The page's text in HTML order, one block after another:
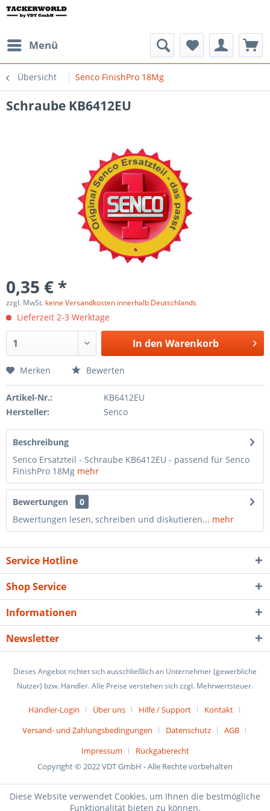
Menü
Übersicht Senco FinishPro 18Mg
Schraube KB6412EU
0,35 € *
zzgl. MwSt. keine Versandkosten innerhalb Deutschlands
Lieferzeit 2-3 Werktage
In den Warenkorb
Merken Bewerten
Artikel-Nr.:
KB6412EU
Hersteller:
Senco
Beschreibung
Senco Ersatzteil - Schraube KB6412EU - passend für Senco
FinishPro 18Mg mehr
Bewertungen
0
Bewertungen lesen, schreiben und diskutieren... mehr
Service Hotline
Shop Service
Informationen
Newsletter
Dieses Angebot richtet sich ausschließlich an Unternehmer (gewerbliche
Nutzer) bzw. Händler. Alle Preise verstehen sich zzgl. Mehrwertsteuer.
Händler-Login Über uns Hilfe / Support
Kontakt
Versand- und Zahlungsbedingungen
Datenschutz
AGB
Impressum
Rückgaberecht
Copyright © 2022 VDT GmbH - Alle Rechte vorbehalten
Diese Website verwendet Cookies, um Ihnen die bestmögliche
Funktionalität bieten zu können.